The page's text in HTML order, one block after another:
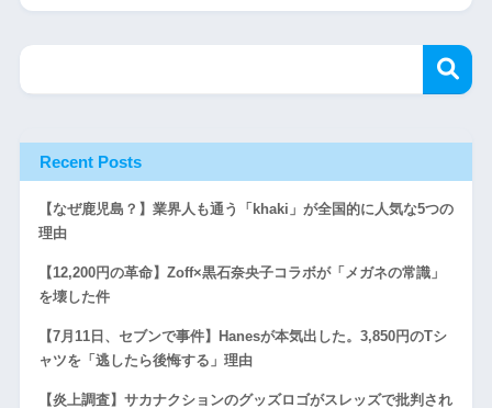
Recent Posts
【なぜ鹿児島？】業界人も通う「khaki」が全国的に人気な5つの
理由
【12,200円の革命】Zoff×黒石奈央子コラボが「メガネの常識」
を壊した件
【7月11日、セブンで事件】Hanesが本気出した。3,850円のTシ
ャツを「逃したら後悔する」理由
【炎上調査】サカナクションのグッズロゴがスレッズで批判され